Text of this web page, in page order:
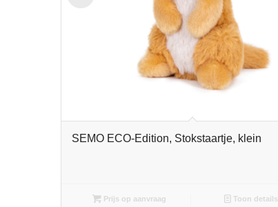
SEMO ECO-Edition, Stokstaartje, klein
Prijs op aanvraag Toon details